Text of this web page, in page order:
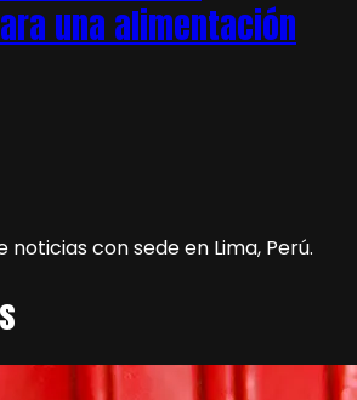
una alimentación
noticias con sede en Lima, Perú.